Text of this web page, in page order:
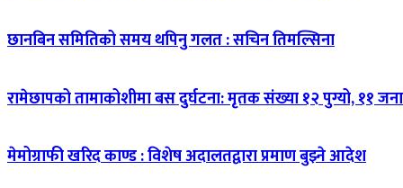
छानबिन समितिको समय थपिनु गलत : सचिन तिमल्सिना
रामेछापको तामाकोशीमा बस दुर्घटना: मृतक संख्या १२ पुग्यो, ११
मेमोग्राफी खरिद काण्ड : विशेष अदालतद्वारा प्रमाण बुझ्ने आदेश